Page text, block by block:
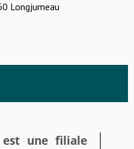
Longjumeau
est une filiale